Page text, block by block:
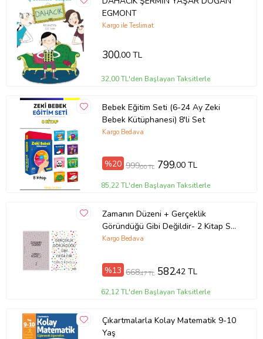
EGMONT
Kargo ile Teslimat
300,00 TL
32,00 TL'den Başlayan Taksitlerle
Bebek Eğitim Seti (6-24 Ay Zeki
Bebek Kütüphanesi) 8'li Set
Kargo Bedava
%20 999,00 TL 799,00 TL
85,22 TL'den Başlayan Taksitlerle
Zamanın Düzeni + Gerçeklik
Göründüğü Gibi Değildir- 2 Kitap Set
- Iş Bankası Özel Set Zamanın
Kargo Bedava
%13 668,47 TL 582,42 TL
62,12 TL'den Başlayan Taksitlerle
Çıkartmalarla Kolay Matematik 9-10
Yaş